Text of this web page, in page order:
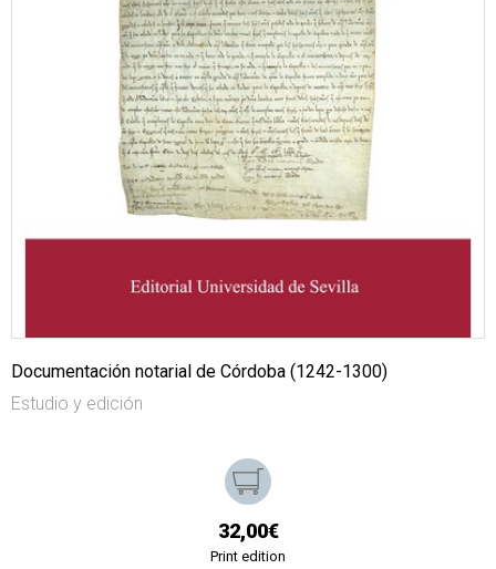
Documentación notarial de Córdoba (1242-1300)
Estudio y edición
32,00€
Print edition